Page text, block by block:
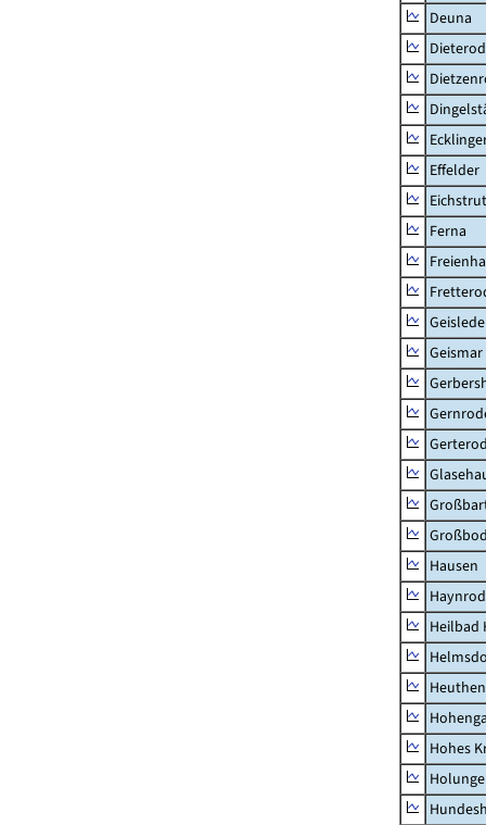
Deuna
Effelder
Ferna
Geismar
Hausen
Heilbad
Heuthen
Hohes